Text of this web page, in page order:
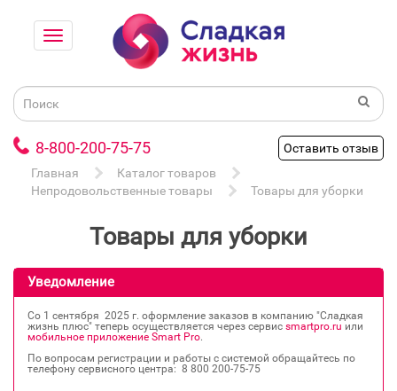
8-800-200-75-75
Оставить отзыв
Главная
Каталог товаров
Непродовольственные товары
Товары для уборки
Товары для уборки
Уведомление
Со 1 сентября 2025 г. оформление заказов в компанию "Сладкая
жизнь плюс" теперь осуществляется через сервис smartpro.ru или
мобильное приложение Smart Pro.
По вопросам регистрации и работы с системой обращайтесь по
телефону сервисного центра: 8 800 200‐75‐75